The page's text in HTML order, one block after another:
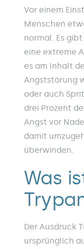
Vor einem
Menschen
normal. Es
eine extreme
es am Inhalt
Angststörung
oder auch
drei Prozent
Angst vor
damit
überwinden.
Was
Der Ausdruck
ursprünglich